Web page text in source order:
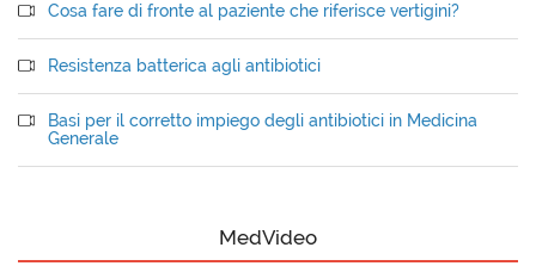
Cosa fare di fronte al paziente che riferisce vertigini?
Resistenza batterica agli antibiotici
Basi per il corretto impiego degli antibiotici in Medicina
Generale
MedVideo